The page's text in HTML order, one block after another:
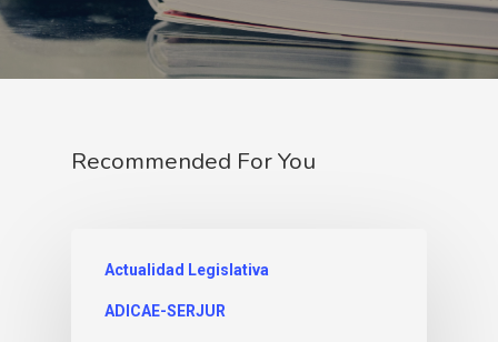
Recommended For You
Actualidad Legislativa
ADICAE-SERJUR